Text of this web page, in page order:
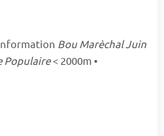
Bou Marèchal Juin
Populaire< 2000m •